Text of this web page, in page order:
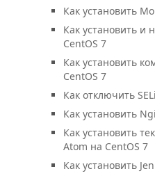
Как установить
Как установить и
CentOS 7
Как установить
CentOS 7
Как отключить
Как установить
Как установить
Atom на CentOS 7
Как установить